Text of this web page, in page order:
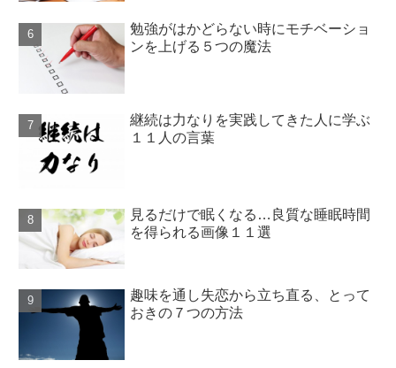
勉強がはかどらない時にモチベーショ
ンを上げる５つの魔法
継続は力なりを実践してきた人に学ぶ
１１人の言葉
見るだけで眠くなる…良質な睡眠時間
を得られる画像１１選
趣味を通し失恋から立ち直る、とって
おきの７つの方法